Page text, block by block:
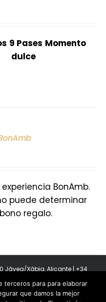
9 Pases Momento
dulce
BonAmb.
puede determinar
regalo.
Jávea/Xàbia, Alicante | +34
| All Rights Reserved |
by Insertcom
terceros para para elaborar
que damos la mejor